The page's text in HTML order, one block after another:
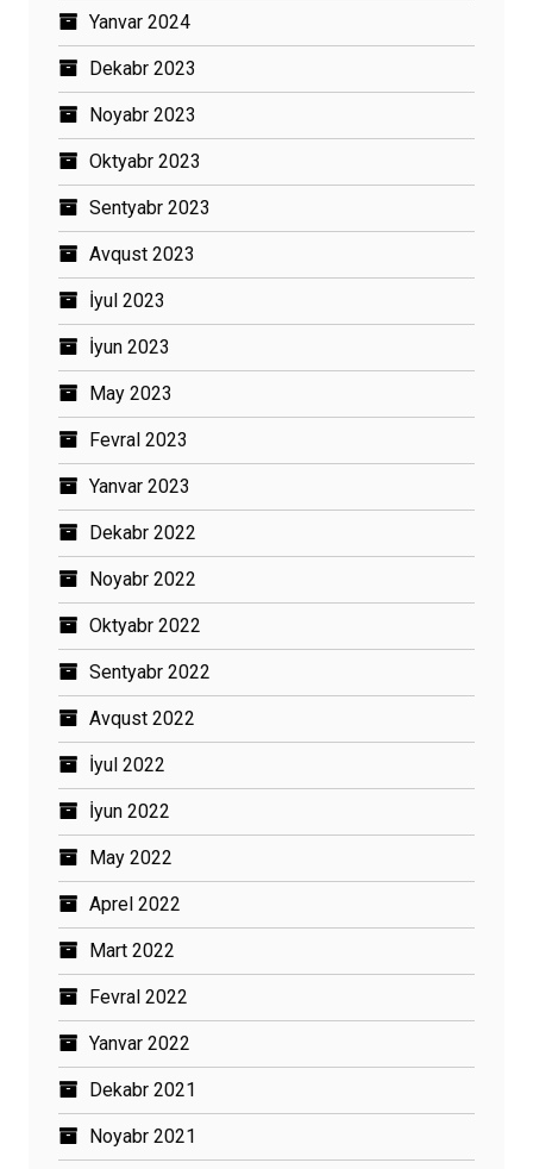
Yanvar 2024
Dekabr 2023
Noyabr 2023
Oktyabr 2023
Sentyabr 2023
Avqust 2023
İyul 2023
İyun 2023
May 2023
Fevral 2023
Yanvar 2023
Dekabr 2022
Noyabr 2022
Oktyabr 2022
Sentyabr 2022
Avqust 2022
İyul 2022
İyun 2022
May 2022
Aprel 2022
Mart 2022
Fevral 2022
Yanvar 2022
Dekabr 2021
Noyabr 2021